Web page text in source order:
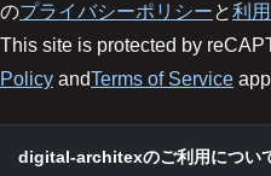
のプライバシーポリシーと利
This site is protected by
Policy andTerms of Service
digital-architexのご利用につい